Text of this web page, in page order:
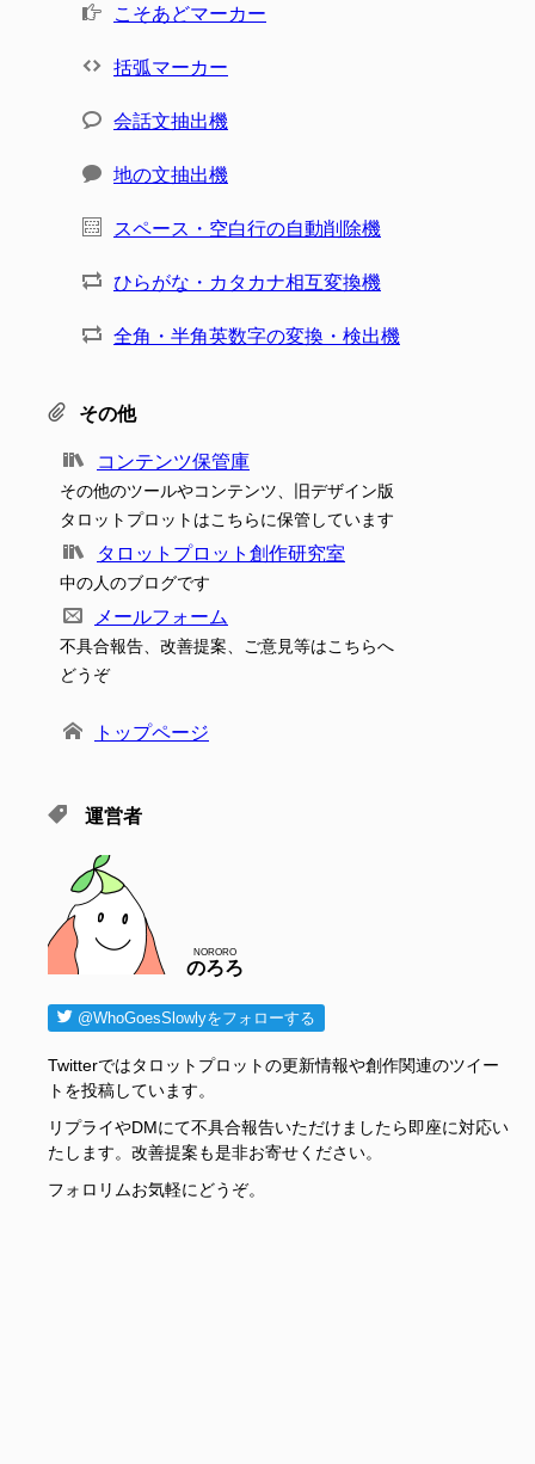
こそあどマーカー
括弧マーカー
会話文抽出機
地の文抽出機
スペース・空白行の自動削除機
ひらがな・カタカナ相互変換機
全角・半角英数字の変換・検出機
その他
コンテンツ保管庫
その他のツールやコンテンツ、旧デザイン版
タロットプロットはこちらに保管しています
タロットプロット創作研究室
中の人のブログです
メールフォーム
不具合報告、改善提案、ご意見等はこちらへ
どうぞ
トップページ
運営者
のろろ
NORORO
@WhoGoesSlowlyをフォローする
Twitterではタロットプロットの更新情報や創作関連のツイー
トを投稿しています。
リプライやDMにて不具合報告いただけましたら即座に対応い
たします。改善提案も是非お寄せください。
フォロリムお気軽にどうぞ。